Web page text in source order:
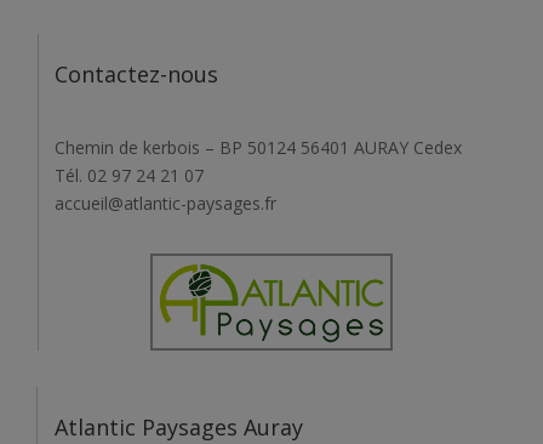
Contactez-nous
Chemin de kerbois – BP 50124 56401 AURAY Cedex
Tél. 02 97 24 21 07
accueil@atlantic-paysages.fr
Atlantic Paysages Auray